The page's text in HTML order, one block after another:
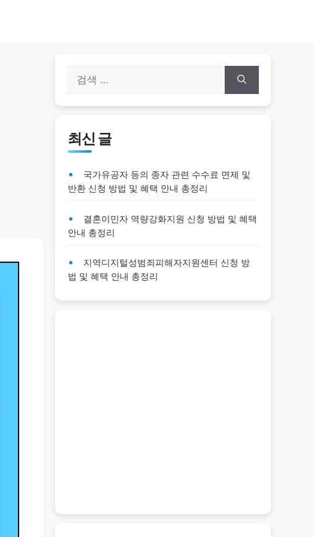
색:
최신 글
국가유공자 등의 종자 관련 수수료 면제 및
반환 신청 방법 및 혜택 안내 총정리
결혼이민자 역량강화지원 신청 방법 및 혜택
안내 총정리
지역디지털성범죄피해자지원센터 신청 방
법 및 혜택 안내 총정리